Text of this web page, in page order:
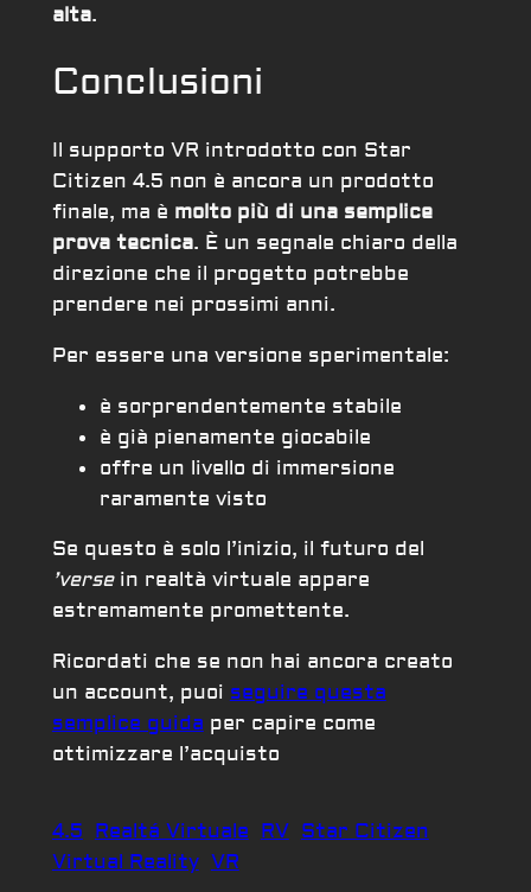
alta.
Conclusioni
Il supporto VR introdotto con Star
Citizen 4.5 non è ancora un prodotto
finale, ma è molto più di una semplice
prova tecnica. È un segnale chiaro della
direzione che il progetto potrebbe
prendere nei prossimi anni.
Per essere una versione sperimentale:
è sorprendentemente stabile
è già pienamente giocabile
offre un livello di immersione
raramente visto
Se questo è solo l’inizio, il futuro del
’versein realtà virtuale appare
estremamente promettente.
Ricordati che se non hai ancora creato
un account, puoi seguire questa
semplice guida per capire come
ottimizzare l’acquisto
4.5 Realtá Virtuale RV Star Citizen
Virtual Reality VR